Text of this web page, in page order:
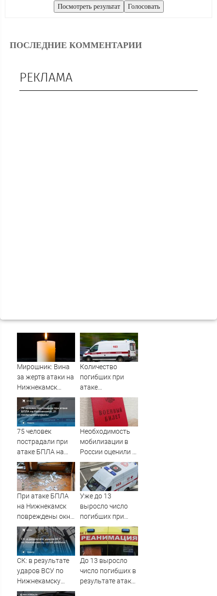
ПОСЛЕДНИЕ КОММЕНТАРИИ
РЕКЛАМА
Мирошник: Вина
за жертв атаки на
Нижнекамск
лежит на тех, кто
дал Киеву оружие
10/08/2026 –
Новости
Количество
погибших при
атаке
беспилотников на
Нижнекамск
выросло до 13
75 человек
пострадали при
атаке БПЛА на
Нижнекамск, 21
госпитализированы
Необходимость
мобилизации в
России оценили в
Госдуме
При атаке БПЛА
на Нижнекамск
повреждены окна
и рамы в жилых
домах
Уже до 13
выросло число
погибших при
атаке ВСУ на
Нижнекамск
СК: в результате
ударов ВСУ по
Нижнекамску
погиб ребёнок
До 13 выросло
число погибших в
результате атаки